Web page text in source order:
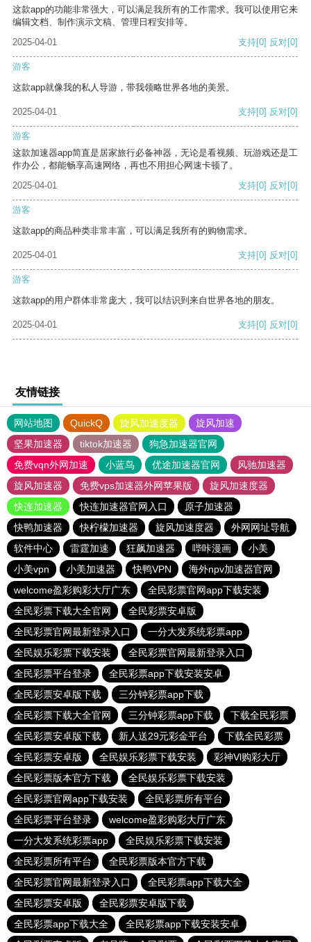
这款app的功能非常强大，可以满足我所有的工作需求。我可以使用它来
编辑文档、制作演示文稿、管理日程安排等。
2025-04-01
支持[0] 反对[0]
游客
这款app就像我的私人导游，带我领略世界各地的美景。
2025-04-01 支持[0] 反对[0]
游客
这款加速器app简直是居家旅行必备神器，无论是看视频、玩游戏还是工
作办公，都能畅享高速网络，再也不用担心网速卡顿了。
2025-04-01
支持[0] 反对[0]
游客
这款app的商品种类非常丰富，可以满足我所有的购物需求。
2025-04-01 支持[0] 反对[0]
游客
这款app的用户群体非常庞大，我可以结识到来自世界各地的朋友。
2025-04-01 支持[0] 反对[0]
友情链接
网站地图 QuickQ 旋风加速度器
旋风加速
坚果加速器
tiktok加速器
狗急加速器官网
免费vqn外网加速
小蓝鸟 优途加速器官网
风驰加速器
旋风加速器
免费vps加速器外网苹果版
旋风加速度器
快连加速器
快连加速器官网入口
原子加速器
快鸭加速器
快柠檬加速器 旋风加速度器
外网网址导航
软件中心
雷霆加速 狂飙加速器 哔咔漫画
小美
小美vpn
小美加速器 快鸭VPN
海外npv加速器官网
welcome盈彩购彩大厅广东
全民彩票官网app下载安装
全民彩票下载大全官网
全民彩票安卓版
全民彩票官网最新登录入口
一分大发系统彩票app
全民娱乐彩票下载安装
全民彩票官网最新登录入口
全民彩票平台登录
全民彩票app下载安装安卓
全民彩票安卓版下载
三分钟彩票app下载
全民彩票下载大全官网
三分钟彩票app下载
下载全民彩票
全民彩票安卓版下载
新人送29元彩金平台
下载全民彩票
全民彩票安卓版
全民娱乐彩票下载安装
彩神Vl购彩大厅
全民彩票版本官方下载
全民娱乐彩票下载安装
全民彩票官网app下载安装
全民彩票所有平台
全民彩票平台登录
welcome盈彩购彩大厅广东
一分大发系统彩票app
全民娱乐彩票下载安装
全民彩票所有平台
全民彩票版本官方下载
全民彩票官网最新登录入口
全民彩票app下载大全
全民彩票安卓版
全民彩票安卓版下载
全民彩票app下载大全
全民彩票app下载安装安卓